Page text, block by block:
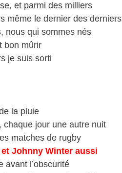
et parmi des milliers
même le dernier des derniers
nous qui sommes nés
bon mûrir
je suis sorti
la pluie
chaque jour une autre nuit
matches de rugby
Johnny Winter aussi
avant l’obscurité